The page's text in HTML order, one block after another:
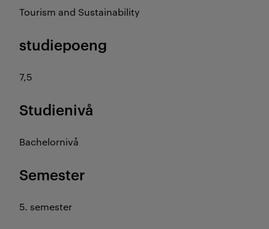
Tourism and Sustainability
studiepoeng
7,5
Studienivå
Bachelornivå
Semester
5. semester